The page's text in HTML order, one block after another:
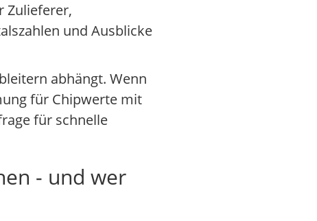
Zulieferer,
und Ausblicke
abhängt. Wenn
für Chipwerte mit
für schnelle
- und wer